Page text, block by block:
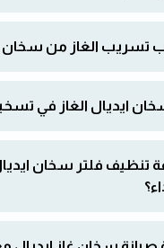
تسريب الغاز من سخان
ايديال الغاز في
تنظيف فلتر سخان ايديال